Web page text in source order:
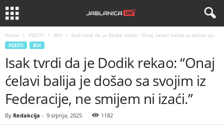
Home VIJESTI BIH Isak tvrdi da je Dodik rekao: “Onaj ćelavi balija je došao sa...
VIJESTI BIH
Isak tvrdi da je Dodik rekao: “Onaj
ćelavi balija je došao sa svojim iz
Federacije, ne smijem ni izaći.”
By Redakcija - 9 srpnja, 2025 1182